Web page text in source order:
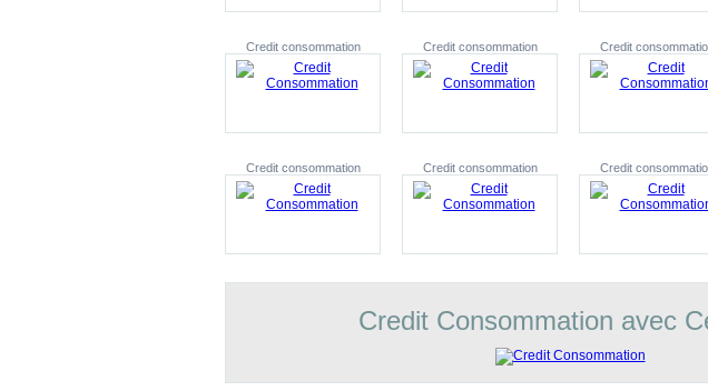
Credit consommation Credit consommation Credit
Credit consommation Credit consommation Credit
Credit Consommation avec